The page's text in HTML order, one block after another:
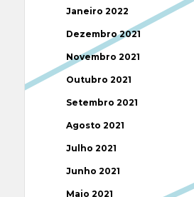
Janeiro 2022
Dezembro 2021
Novembro 2021
Outubro 2021
Setembro 2021
Agosto 2021
Julho 2021
Junho 2021
Maio 2021